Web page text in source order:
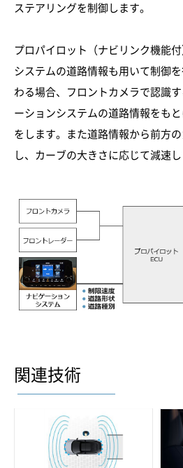
ステアリングを制御します。
プロパイロット（ナビリンク機能
システムの道路情報も用いて制御
わる場合、フロントカメラで認識
ーションシステムの道路情報をも
をします。また道路情報から前方
し、カーブの大きさに応じて減速し
関連技術